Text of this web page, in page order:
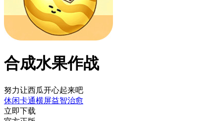
合成水果作战
努力让西瓜开心起来吧
休闲卡通横屏益智治愈
立即下载